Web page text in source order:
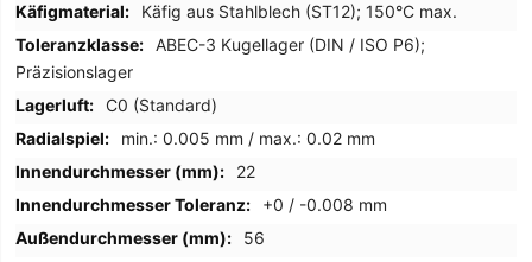
Käfig aus Stahlblech (ST12); 150°C max.
ABEC-3 Kugellager (DIN / ISO P6);
Präzisionslager
C0 (Standard)
min.: 0.005 mm / max.: 0.02 mm
22
+0 / -0.008 mm
56